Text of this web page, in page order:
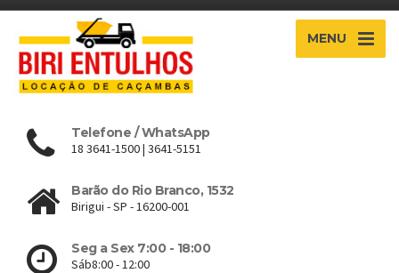
MENU
Telefone / WhatsApp
18 3641-1500 | 3641-5151
Barão do Rio Branco, 1532
Birigui - SP - 16200-001
Seg a Sex 7:00 - 18:00
Sáb8:00 - 12:00